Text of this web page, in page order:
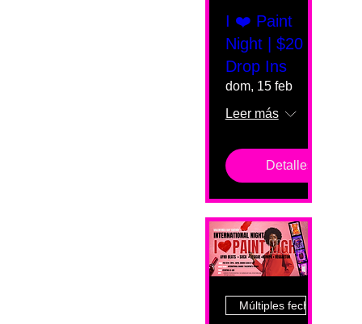
I ❤️ Paint
Night | $20
Drop Ins
dom, 15 feb
Leer más
Detalles
Múltiples fechas